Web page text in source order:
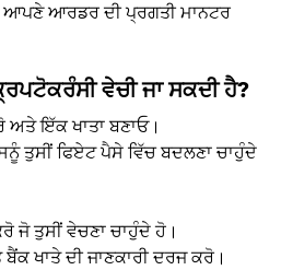
ਆਰਡਰ ਦੀ ਪ੍ਰਗਤੀ ਮਾਨਟਰ
ਵੇਚੀ ਜਾ ਸਕਦੀ ਹੈ?
ਇੱਕ ਖਾਤਾ ਬਣਾਓ।
ਤੁਸੀਂ ਫਿਏਟ ਪੈਸੇ ਵਿੱਚ ਬਦਲਣਾ ਚਾਹੁੰਦੇ
ਜੋ ਤੁਸੀਂ ਵੇਚਣਾ ਚਾਹੁੰਦੇ ਹੋ।
ਖਾਤੇ ਦੀ ਜਾਣਕਾਰੀ ਦਰਜ ਕਰੋ।